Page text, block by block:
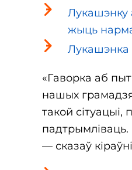
Лукашэнку
жыць
Лукашэнка
«Гаворка аб
нашых
такой сітуацыі,
— сказаў